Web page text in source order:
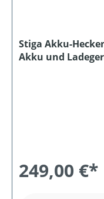
Stiga Akku-
Akku und
249,00 €*